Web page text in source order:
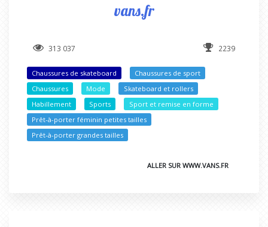
vans.fr
313 037 2239
Chaussures de skateboard
Chaussures de sport
Chaussures
Mode
Skateboard et rollers
Habillement
Sports
Sport et remise en forme
Prêt-à-porter féminin petites tailles
Prêt-à-porter grandes tailles
ALLER SUR WWW.VANS.FR